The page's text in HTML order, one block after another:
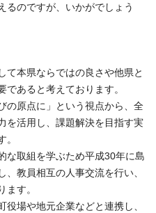
るのですが、いかがでしょう
て本県ならではの良さや他県と
あると考えております。
の原点に」という視点から、全
を活用し、課題解決を目指す実
な取組を学ぶため平成30年に島
教員相互の人事交流を行い、
ます。
場や地元企業などと連携し、